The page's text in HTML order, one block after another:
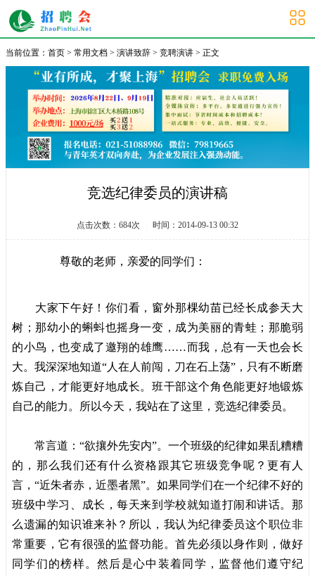
大学生招聘会
当前位置： 首页 > 常用文档 > 演讲致辞 > 竞聘演讲 > 正文
竞选纪律委员的演讲稿
点击次数： 684次 时间：2014-09-13 00:32
尊敬的老师，亲爱的同学们：
大家下午好！你们看，窗外那棵幼苗已经长成参天大
树；那幼小的蝌蚪也摇身一变，成为美丽的青蛙；那脆弱
的小鸟，也变成了邀翔的雄鹰……而我，总有一天也会长
大。我深深地知道“人在人前闯，刀在石上荡”，只有不断磨
炼自己，才能更好地成长。班干部这个角色能更好地锻炼
自己的能力。所以今天，我站在了这里，竞选纪律委员。
常言道：“欲攘外先安内”。一个班级的纪律如果乱糟糟
的，那么我们还有什么资格跟其它班级竞争呢？更有人
言，“近朱者赤，近墨者黑”。如果同学们在一个纪律不好的
班级中学习、成长，每天来到学校就知道打闹和讲话。那
么遗漏的知识谁来补？所以，我认为纪律委员这个职位非
常重要，它有很强的监督功能。首先必须以身作则，做好
同学们的榜样。然后是心中装着同学，监督他们遵守纪